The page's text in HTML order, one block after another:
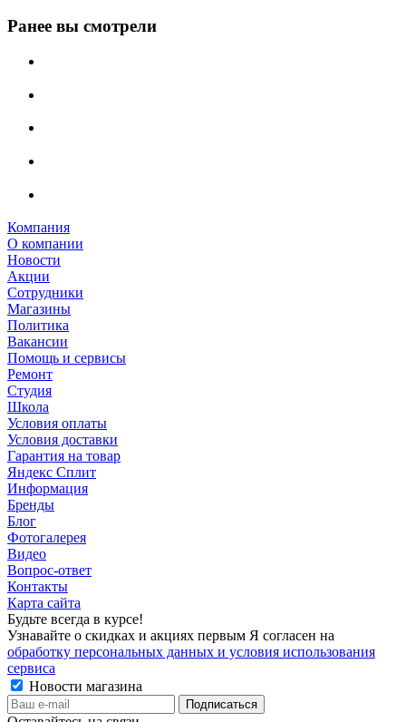
Ранее вы смотрели
Компания
О компании
Новости
Акции
Сотрудники
Магазины
Политика
Вакансии
Помощь и сервисы
Ремонт
Студия
Школа
Условия оплаты
Условия доставки
Гарантия на товар
Яндекс Сплит
Информация
Бренды
Блог
Фотогалерея
Видео
Вопрос-ответ
Контакты
Карта сайта
Будьте всегда в курсе!
Узнавайте о скидках и акциях первым Я согласен на
обработку персональных данных и условия использования
сервиса
Новости магазина